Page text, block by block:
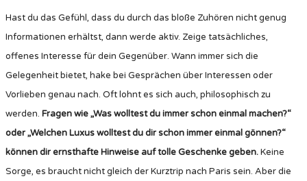
Hast du das Gefühl, dass du durch das bloße Zuhören nicht genug
Informationen erhältst, dann werde aktiv. Zeige tatsächliches,
offenes Interesse für dein Gegenüber. Wann immer sich die
Gelegenheit bietet, hake bei Gesprächen über Interessen oder
Vorlieben genau nach. Oft lohnt es sich auch, philosophisch zu
werden. Fragen wie „Was wolltest du immer schon einmal machen?“
oder „Welchen Luxus wolltest du dir schon immer einmal gönnen?“
können dir ernsthafte Hinweise auf tolle Geschenke geben.Keine
Sorge, es braucht nicht gleich der Kurztrip nach Paris sein. Aber die